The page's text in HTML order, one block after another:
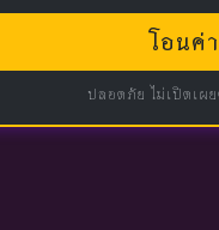
โอนค่
ปลอดภัย ไม่เปิดเผ